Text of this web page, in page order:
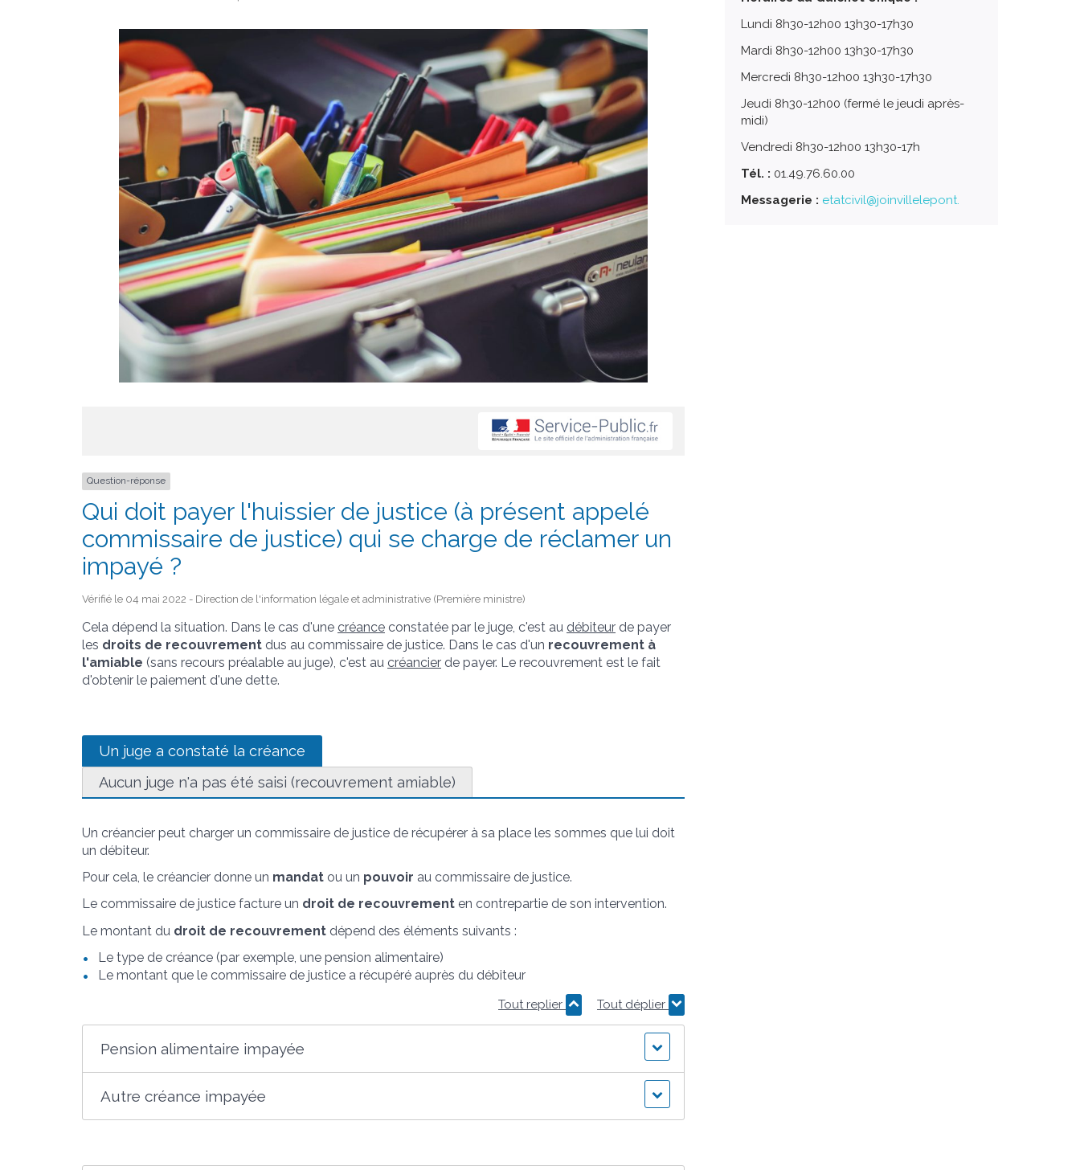
Question-réponse
Qui doit payer l'huissier de justice (à présent appelé
commissaire de justice) qui se charge de réclamer un
impayé ?
Vérifié le 04 mai 2022 - Direction de l'information légale et administrative (Première ministre)
Cela dépend la situation. Dans le cas d'une créance constatée par le juge, c'est au débiteur de payer
les droits de recouvrement dus au commissaire de justice. Dans le cas d'un recouvrement à
l'amiable (sans recours préalable au juge), c'est au créancier de payer. Le recouvrement est le fait
d'obtenir le paiement d'une dette.
Un juge a constaté la créance
Aucun juge n'a pas été saisi (recouvrement amiable)
Un créancier peut charger un commissaire de justice de récupérer à sa place les sommes que lui doit
un débiteur.
Pour cela, le créancier donne un mandat ou un pouvoir au commissaire de justice.
Le commissaire de justice facture un droit de recouvrement en contrepartie de son intervention.
Le montant du droit de recouvrement dépend des éléments suivants :
Le type de créance (par exemple, une pension alimentaire)
Le montant que le commissaire de justice a récupéré auprès du débiteur
Tout replier Tout déplier
Pension alimentaire impayée
Autre créance impayée
Lundi 8h30-12h00 13h30-17h30
Mardi 8h30-12h00 13h30-17h30
Mercredi 8h30-12h00 13h30-17h30
Jeudi 8h30-12h00 (fermé le jeudi après-
midi)
Vendredi 8h30-12h00 13h30-17h
Tél. : 01.49.76.60.00
Messagerie : etatcivil@joinvillelepont.